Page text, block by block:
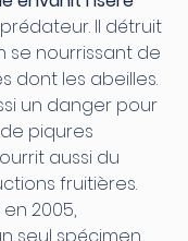
Il détruit
se nourrissant de
dont les abeilles.
un danger pour
piqures
aussi du
fruitières.
2005,